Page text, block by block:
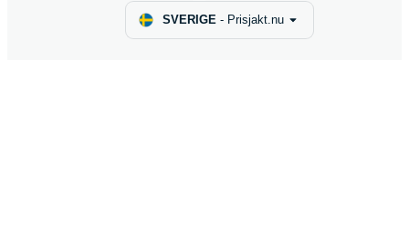
SVERIGE- Prisjakt.nu